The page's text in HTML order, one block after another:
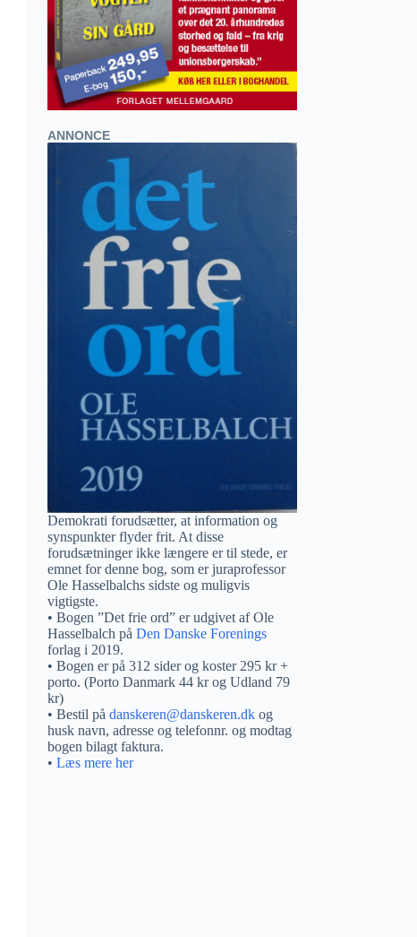
ANNONCE
Demokrati forudsætter, at information og
synspunkter flyder frit. At disse
forudsætninger ikke længere er til stede, er
emnet for denne bog, som er juraprofessor
Ole Hasselbalchs sidste og muligvis
vigtigste.
• Bogen ”Det frie ord” er udgivet af Ole
Hasselbalch påDen Danske Forenings
forlag i 2019.
• Bogen er på 312 sider og koster 295 kr +
porto. (Porto Danmark 44 kr og Udland 79
kr)
• Bestil pådanskeren@danskeren.dk og
husk navn, adresse og telefonnr. og modtag
bogen bilagt faktura.
•Læs mere her